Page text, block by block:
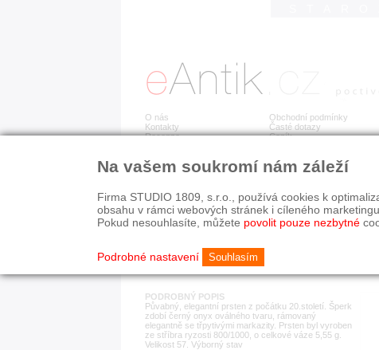
O nás
Kontakty
Recenze
Obchodní podmínky
Časté dotazy
Ceník
Detail položky č. 182 612
PODROBNÝ POPIS
Půvabný, elegantní prsten z počátku 20.století. Šperk
zdobí černý onyx oválného tvaru, rámovaný
elegantně se třpytivými markazity. Prsten byl vyroben
ze stříbra ryzosti 800/1000, o celkové váze 5,55 g.
Velikost 57. Výborný stav
Na vašem soukromí nám záleží
Firma STUDIO 1809, s.r.o., používá cookies k
obsahu v rámci webových stránek i cíleného
Pokud nesouhlasíte, můžete povolit pouze nezbytné
Podrobné nastavení Souhlasím